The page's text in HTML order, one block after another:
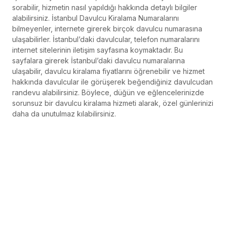
sorabilir, hizmetin nasıl yapıldığı hakkında detaylı bilgiler
alabilirsiniz. İstanbul Davulcu Kiralama Numaralarını
bilmeyenler, internete girerek birçok davulcu numarasına
ulaşabilirler. İstanbul’daki davulcular, telefon numaralarını
internet sitelerinin iletişim sayfasına koymaktadır. Bu
sayfalara girerek İstanbul’daki davulcu numaralarına
ulaşabilir, davulcu kiralama fiyatlarını öğrenebilir ve hizmet
hakkında davulcular ile görüşerek beğendiğiniz davulcudan
randevu alabilirsiniz. Böylece, düğün ve eğlencelerinizde
sorunsuz bir davulcu kiralama hizmeti alarak, özel günlerinizi
daha da unutulmaz kılabilirsiniz.